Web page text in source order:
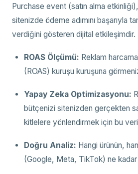
Purchase event (satın alma etkinliği),
sitenizde ödeme adımını başarıyla
verdiğini gösteren dijital etkileşimdir.
ROAS Ölçümü: Reklam
(ROAS) kuruşu kuruşuna
Yapay Zeka Optimizasyonu:
bütçenizi sitenizden gerçekten
kitlelere yönlendirmek için bu
Doğru Analiz: Hangi ürünün,
(Google, Meta, TikTok) ne kadar